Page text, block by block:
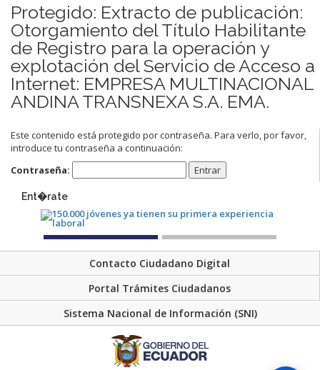
Protegido: Extracto de publicación:
Otorgamiento del Título Habilitante
de Registro para la operación y
explotación del Servicio de Acceso a
Internet: EMPRESA MULTINACIONAL
ANDINA TRANSNEXA S.A. EMA.
Este contenido está protegido por contraseña. Para verlo, por favor,
introduce tu contraseña a continuación:
Contraseña:
Ent�rate
Contacto Ciudadano Digital
Portal Trámites Ciudadanos
Sistema Nacional de Información (SNI)